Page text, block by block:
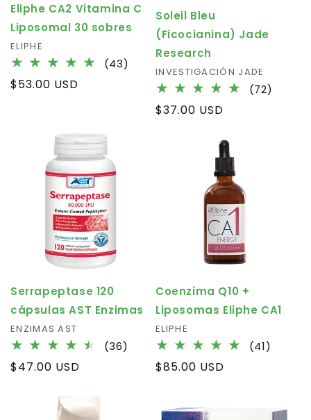
Eliphe CA2 Vitamina C
Liposomal 30 sobres
Vendor:
ELIPHE
(43)
total
reviews
Regular
$53.00 USD
Soleil Bleu
(Ficocianina) Jade
Research
Vendor:
INVESTIGACIÓN JADE
(72)
Regular
$37.00 USD
Serrapeptase 120
cápsulas AST Enzimas
Vendor:
ENZIMAS AST
(36)
reviews
Regular
$47.00 USD
Coenzima Q10 +
Liposomas Eliphe CA1
Vendor:
ELIPHE
(41)
Regular
$85.00 USD